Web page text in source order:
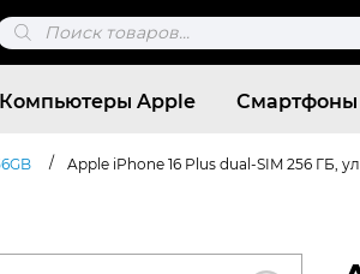
Компьютеры Apple Смартфоны
/ Apple iPhone 16 Plus dual-SIM 256 ГБ,